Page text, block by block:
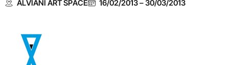
ALVIANI ART SPACE 16/02/2013–30/03/2013